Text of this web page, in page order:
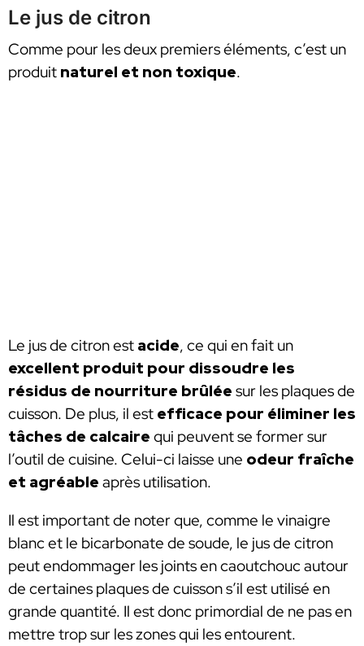
Le jus de citron
Comme pour les deux premiers éléments, c’est un
produit naturel et non toxique.
Le jus de citron est acide, ce qui en fait un
excellent produit pour dissoudre les
résidus de nourriture brûlée sur les plaques de
cuisson. De plus, il est efficace pour éliminer les
tâches de calcaire qui peuvent se former sur
l’outil de cuisine. Celui-ci laisse une odeur fraîche
et agréable après utilisation.
Il est important de noter que, comme le vinaigre
blanc et le bicarbonate de soude, le jus de citron
peut endommager les joints en caoutchouc autour
de certaines plaques de cuisson s’il est utilisé en
grande quantité. Il est donc primordial de ne pas en
mettre trop sur les zones qui les entourent.